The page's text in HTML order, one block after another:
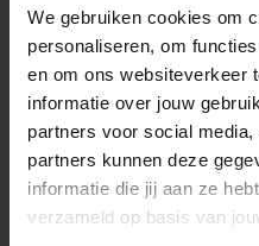
We gebruiken cookies om
personaliseren, om
en om ons websiteverkeer
informatie over jouw
partners voor social
partners kunnen deze
informatie die jij aan ze
verzameld op basis van
Evacuatie
ProRail
sleeplocomotief en
evacueren en de
reizigers naar hun